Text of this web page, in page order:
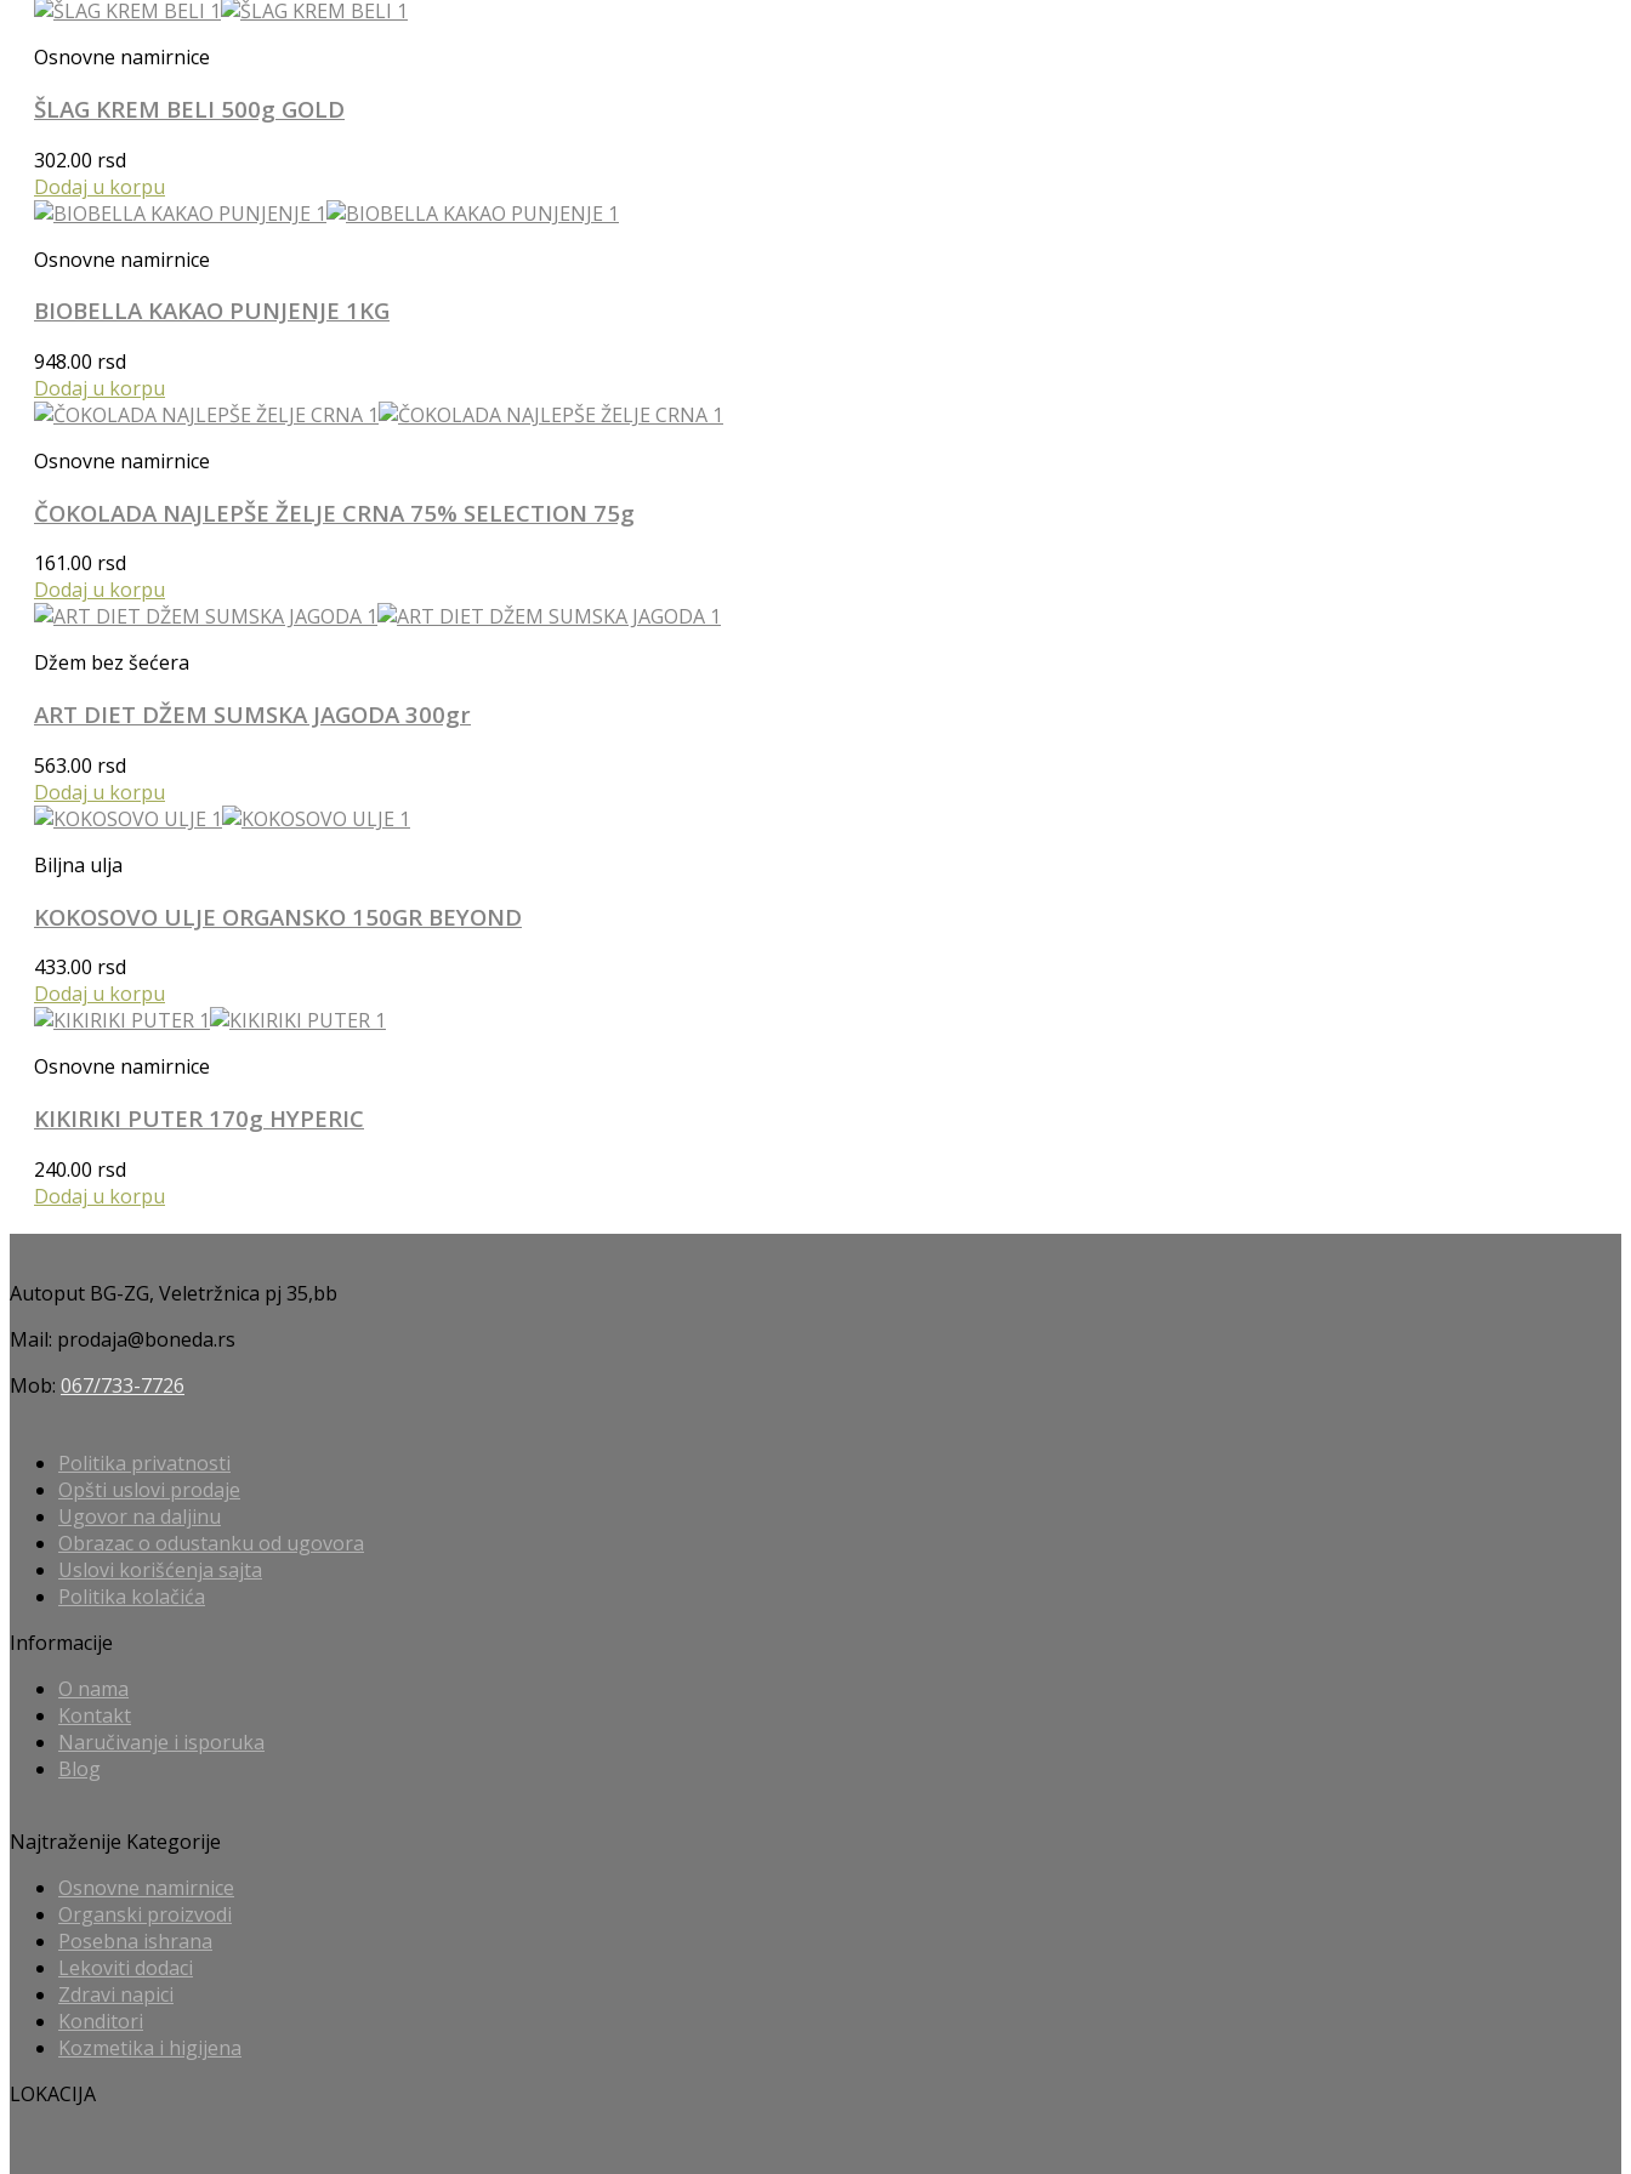
Osnovne namirnice
ŠLAG KREM BELI 500g GOLD
302.00 rsd
Dodaj u korpu
Osnovne namirnice
BIOBELLA KAKAO PUNJENJE 1KG
948.00 rsd
Dodaj u korpu
Osnovne namirnice
ČOKOLADA NAJLEPŠE ŽELJE CRNA 75% SELECTION 75g
161.00 rsd
Dodaj u korpu
Džem bez šećera
ART DIET DŽEM SUMSKA JAGODA 300gr
563.00 rsd
Dodaj u korpu
Biljna ulja
KOKOSOVO ULJE ORGANSKO 150GR BEYOND
433.00 rsd
Dodaj u korpu
Osnovne namirnice
KIKIRIKI PUTER 170g HYPERIC
240.00 rsd
Dodaj u korpu
Autoput BG-ZG, Veletržnica pj 35,bb
Mail: prodaja@boneda.rs
Mob: 067/733-7726
Politika privatnosti
Opšti uslovi prodaje
Ugovor na daljinu
Obrazac o odustanku od ugovora
Uslovi korišćenja sajta
Politika kolačića
Informacije
O nama
Kontakt
Naručivanje i isporuka
Blog
Najtraženije Kategorije
Osnovne namirnice
Organski proizvodi
Posebna ishrana
Lekoviti dodaci
Zdravi napici
Konditori
Kozmetika i higijena
LOKACIJA